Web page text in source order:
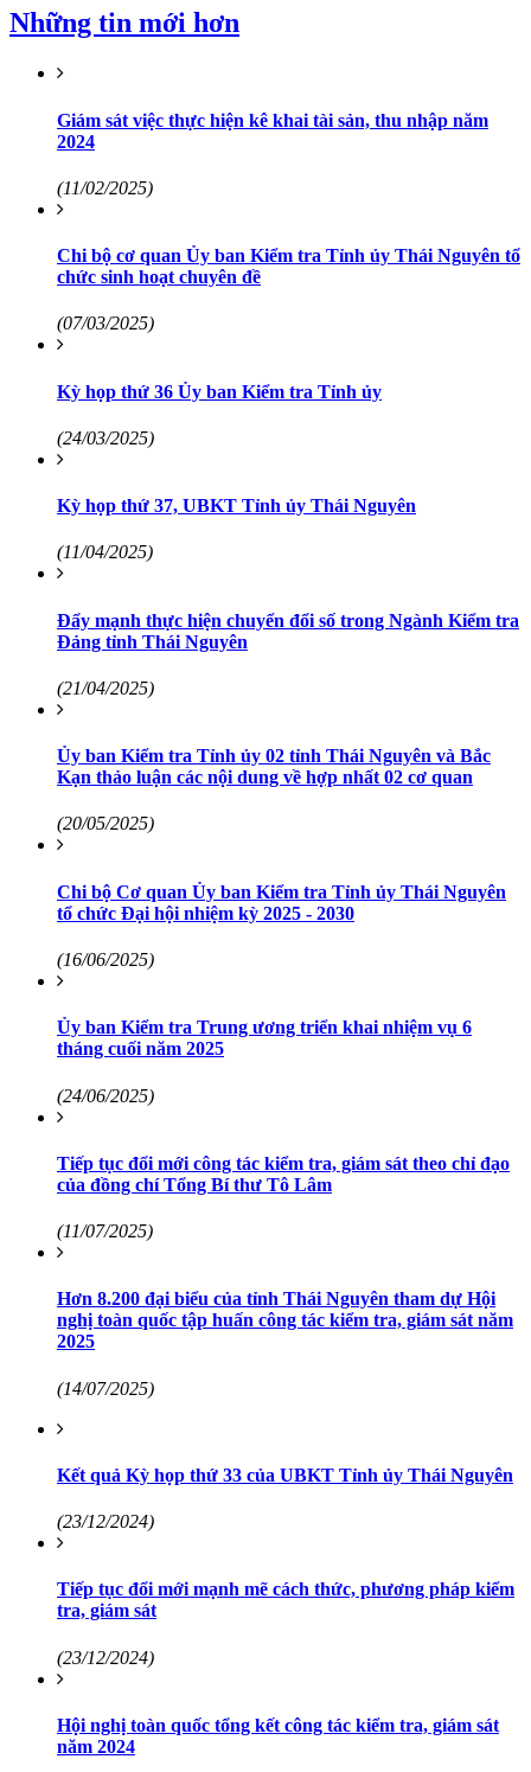
Những tin mới hơn
Giám sát việc thực hiện kê khai tài sản, thu nhập năm
2024
(11/02/2025)
Chi bộ cơ quan Ủy ban Kiểm tra Tỉnh ủy Thái Nguyên tổ
chức sinh hoạt chuyên đề
(07/03/2025)
Kỳ họp thứ 36 Ủy ban Kiểm tra Tỉnh ủy
(24/03/2025)
Kỳ họp thứ 37, UBKT Tỉnh ủy Thái Nguyên
(11/04/2025)
Đẩy mạnh thực hiện chuyển đổi số trong Ngành Kiểm tra
Đảng tỉnh Thái Nguyên
(21/04/2025)
Ủy ban Kiểm tra Tỉnh ủy 02 tỉnh Thái Nguyên và Bắc
Kạn thảo luận các nội dung về hợp nhất 02 cơ quan
(20/05/2025)
Chi bộ Cơ quan Ủy ban Kiểm tra Tỉnh ủy Thái Nguyên
tổ chức Đại hội nhiệm kỳ 2025 - 2030
(16/06/2025)
Ủy ban Kiểm tra Trung ương triển khai nhiệm vụ 6
tháng cuối năm 2025
(24/06/2025)
Tiếp tục đổi mới công tác kiểm tra, giám sát theo chỉ đạo
của đồng chí Tổng Bí thư Tô Lâm
(11/07/2025)
Hơn 8.200 đại biểu của tỉnh Thái Nguyên tham dự Hội
nghị toàn quốc tập huấn công tác kiểm tra, giám sát năm
2025
(14/07/2025)
Kết quả Kỳ họp thứ 33 của UBKT Tỉnh ủy Thái Nguyên
(23/12/2024)
Tiếp tục đổi mới mạnh mẽ cách thức, phương pháp kiểm
tra, giám sát
(23/12/2024)
Hội nghị toàn quốc tổng kết công tác kiểm tra, giám sát
năm 2024